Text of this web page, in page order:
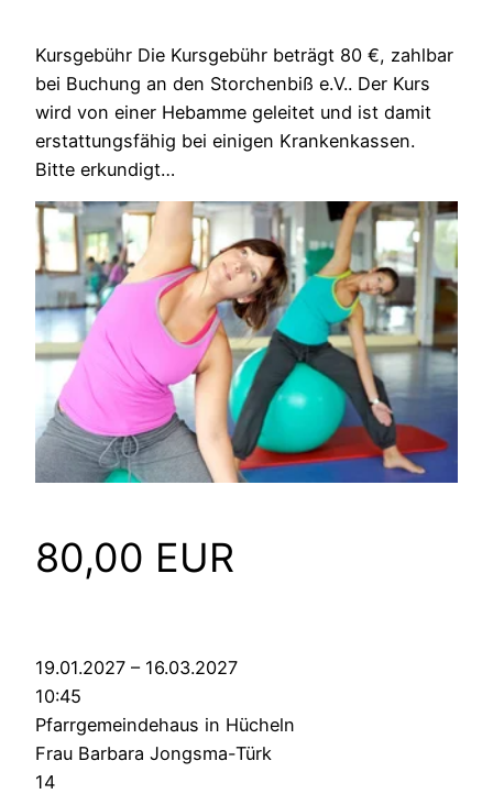
Kursgebühr Die Kursgebühr beträgt 80 €, zahlbar
bei Buchung an den Storchenbiß e.V.. Der Kurs
wird von einer Hebamme geleitet und ist damit
erstattungsfähig bei einigen Krankenkassen.
Bitte erkundigt…
80,00 EUR
19.01.2027 – 16.03.2027
10:45
Pfarrgemeindehaus in Hücheln
Frau Barbara Jongsma-Türk
14